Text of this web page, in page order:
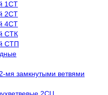
1СТ
2СТ
4СТ
СТК
СТП
мя замкнутыми ветвями